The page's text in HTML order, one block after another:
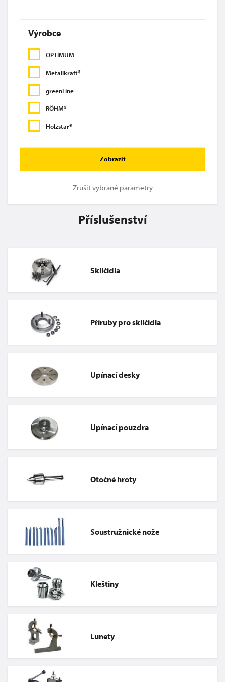
Výrobce
OPTIMUM
Metallkraft®
greenLine
RÖHM®
Holzstar®
Zobrazit
Zrušit vybrané parametry
Příslušenství
Sklíčidla
Příruby pro sklíčidla
Upínací desky
Upínací pouzdra
Otočné hroty
Soustružnické nože
Kleštiny
Lunety